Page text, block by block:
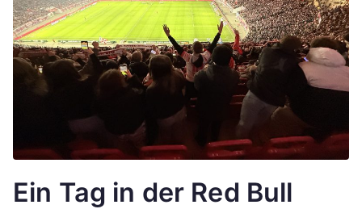
Ein Tag in der Red Bull